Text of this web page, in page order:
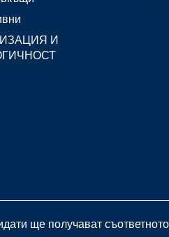
И
ще получават